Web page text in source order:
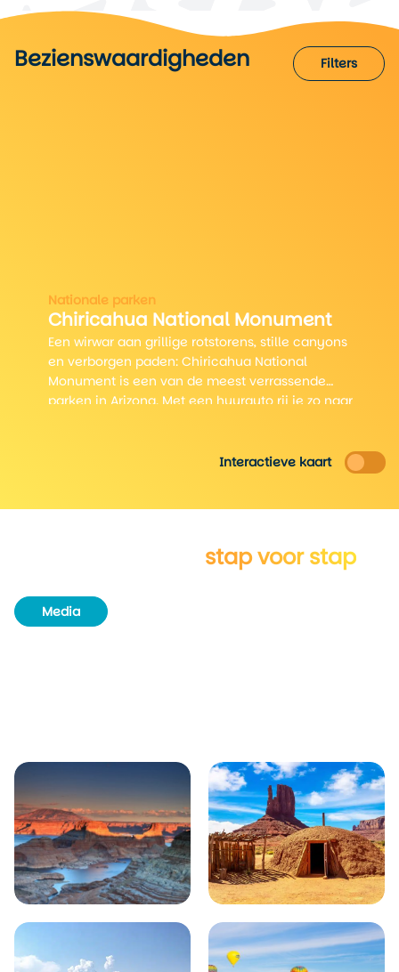
Interactieve kaart
Bezienswaardigheden Filters
Nationale parken
Chiricahua National Monument
Een wirwar aan grillige rotstorens, stille canyons
en verborgen paden: Chiricahua National
Monument is een van de meest verrassende
parken in Arizona. Met een huurauto rij je zo naar
Wat te doen! Filters
stap voor stap
Media